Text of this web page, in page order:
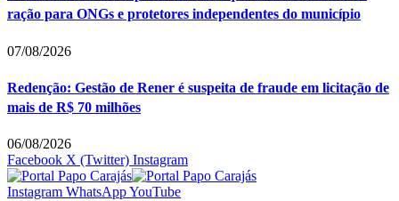
ração para ONGs e protetores independentes do município
07/08/2026
Redenção: Gestão de Rener é suspeita de fraude em licitação de
mais de R$ 70 milhões
06/08/2026
Facebook X (Twitter) Instagram
Instagram WhatsAppYouTube